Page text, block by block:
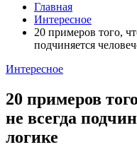
Главная
Интересное
20 примеров того,
подчиняется
Интересное
20 примеров
не всегда
логике